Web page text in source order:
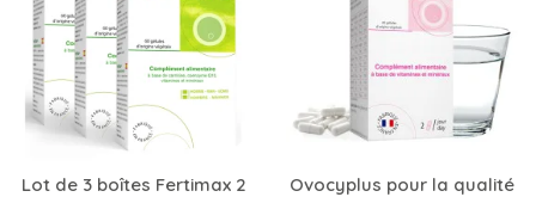
Lot de 3 boîtes Fertimax 2
Ovocyplus pour la qualité